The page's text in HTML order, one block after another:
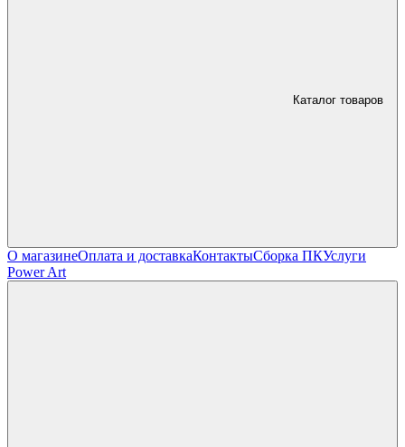
Каталог товаров
О магазинеОплата и доставкаКонтактыСборка ПКУслуги
Power Art